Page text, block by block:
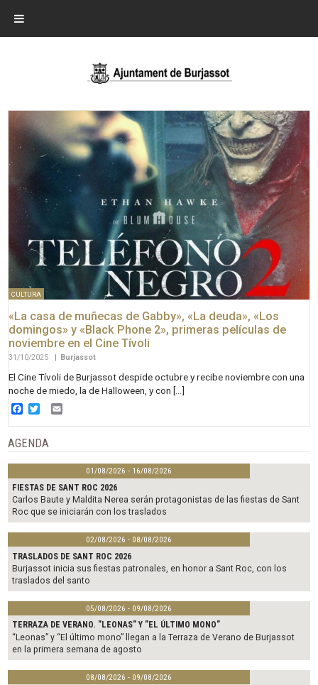
CULTURA
«La casa de muñecas de Gabby», «La deuda», «Los
domingos» y «Black Phone 2», primeras películas de
noviembre en el Cine Tívoli
31/10/2025 Burjassot
El Cine Tívoli de Burjassot despide octubre y recibe noviembre con una
noche de miedo, la de Halloween, y con […]
Facebook
Twitter
AGENDA
01/08/2026 - 16/08/2026
FIESTAS DE SANT ROC 2026
Carlos Baute y Maldita Nerea serán protagonistas de las fiestas de Sant
Roc que se iniciarán con los traslados
02/08/2026 - 08/08/2026
TRASLADOS DE SANT ROC 2026
Burjassot inicia sus fiestas patronales, en honor a Sant Roc, con los
traslados del santo
05/08/2026 - 09/08/2026
TERRAZA DE VERANO. "LEONAS" Y "EL ÚLTIMO MONO"
“Leonas” y “El último mono” llegan a la Terraza de Verano de Burjassot
en la primera semana de agosto
08/08/2026 - 09/08/2026